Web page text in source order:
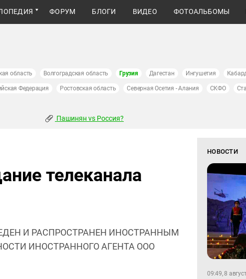
ФОРУМ БЛОГИ ВИДЕО ФОТОАЛЬБОМЫ
область Волгоградская область Грузия Дагестан Ингушетия
Федерация Ростовская область Северная Осетия - Алания СКФО
Пашинян vs Россия?
телеканала
И РАСПРОСТРАНЕН ИНОСТРАННЫМ
ИНОСТРАННОГО АГЕНТА ООО
НОВОСТИ
09:49, 8